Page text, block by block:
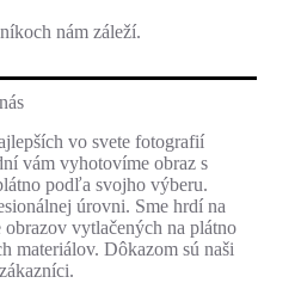
nám záleží.
vo svete fotografií
vám vyhotovíme obraz s
podľa svojho výberu.
úrovni. Sme hrdí na
obrazov vytlačených na plátno
materiálov. Dôkazom sú naši